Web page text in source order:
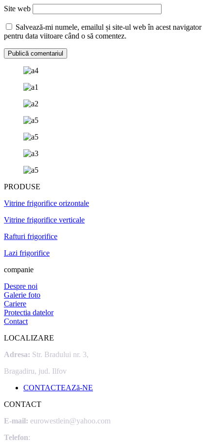
Site web
Salvează-mi numele, emailul și site-ul web în acest navigator
pentru data viitoare când o să comentez.
PRODUSE
Vitrine frigorifice orizontale
Vitrine frigorifice verticale
Rafturi frigorifice
Lazi frigorifice
companie
Despre noi
Galerie foto
Cariere
Protectia datelor
Contact
LOCALIZARE
Adresa: Str. Bradului nr. 3,
Bragadiru, jud. Ilfov
CONTACTEAZă-NE
CONTACT
E-mail: eurowestlein@yahoo.com
Telefon: